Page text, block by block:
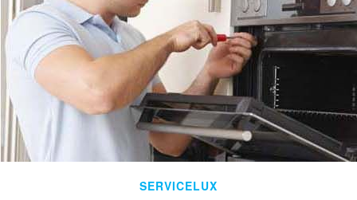
SERVICELUX